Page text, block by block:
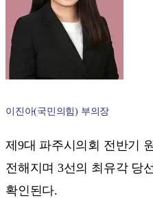
이진아(국민의힘) 부의장
제9대 파주시의회 전반기
전해지며 3선의 최유각 당
확인된다.